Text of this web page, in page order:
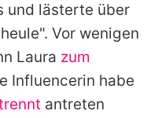
und lästerte über
Vor wenigen
Laura zum
Influencerin habe
antreten